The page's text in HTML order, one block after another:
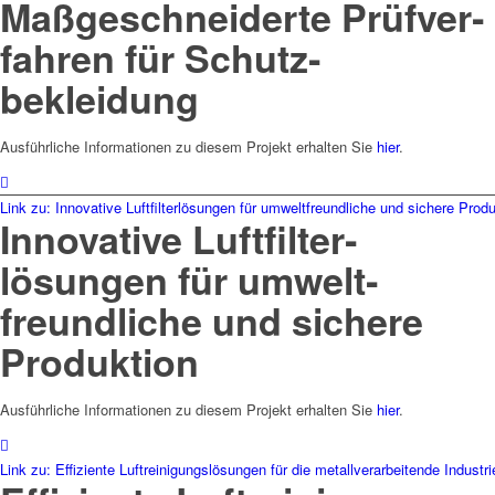
Maß­geschnei­­derte Prüf­­ver­
fah­ren für Schutz­­
bekleidung
Ausführliche Informationen zu diesem Projekt erhalten Sie hier.
Link zu: Innovative Luftfilterlösungen für umweltfreundliche und sichere
Innovative Luft­filter­
lösungen für umwelt­
freund­liche und sichere
Produktion
Ausführliche Informationen zu diesem Projekt erhalten Sie hier.
Link zu: Effiziente Luftreinigungslösungen für die metallverarbeitende